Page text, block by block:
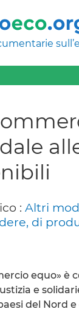
: Altri
di
equo» è
e
del Nord e